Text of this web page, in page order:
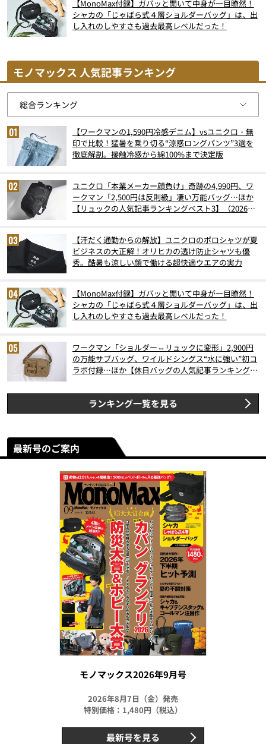
【MonoMax付録】ガバッと開いて中身が一目瞭然！
シャカの「じゃばら式４層ショルダーバッグ」は、出
し入れのしやすさも過去最高レベルだった！
モノマックス 人気記事ランキング
【ワークマンの1,590円冷感デニム】vsユニクロ・無
印で比較！猛暑を乗り切る“涼感ロングパンツ”3選を
徹底解剖。接触冷感から綿100%まで決定版
ユニクロ「本業メーカー顔負け」奇跡の4,990円、ワ
ークマン「2,500円は反則級」凄い万能バッグ…ほか
【リュックの人気記事ランキングベスト3】（2026年
【汗だく通勤からの解放】ユニクロのポロシャツが夏
ビジネスの大正解！オリヒカの透け防止シャツも優
秀。酷暑も涼しい顔で働ける超快適ウエアの実力
【MonoMax付録】ガバッと開いて中身が一目瞭然！
シャカの「じゃばら式４層ショルダーバッグ」は、出
し入れのしやすさも過去最高レベルだった！
ワークマン「ショルダー⇔リュックに変形」2,900円
の万能サブバッグ、ワイルドシングス“水に強い”初コ
ラボ付録…ほか【休日バッグの人気記事ランキングベ
ランキング一覧を見る
最新号のご案内
モノマックス2026年9月号
2026年8月7日（金）発売
特別価格：1,480円（税込）
最新号を見る